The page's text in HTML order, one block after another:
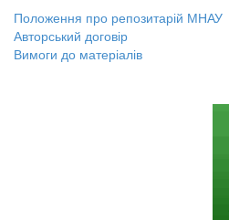
Положення про репозитарій МНАУ
Авторський договір
Вимоги до матеріалів